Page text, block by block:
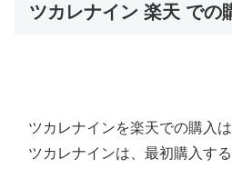
ツカレナイン 楽天 での
ツカレナインを楽天での購入
ツカレナインは、最初購入す